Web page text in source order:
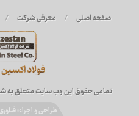
صفحه اصلی / معرفی شرکت /
تمامی حقوق این وب سایت متعلق به
طراحی و اجراء: